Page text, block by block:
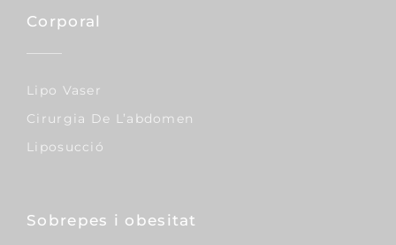
Corporal
Lipo Vaser
Cirurgia De L’abdomen
Liposucció
Sobrepes i obesitat